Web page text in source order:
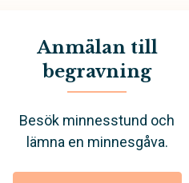
Anmälan till
begravning
Besök minnesstund och
lämna en minnesgåva.